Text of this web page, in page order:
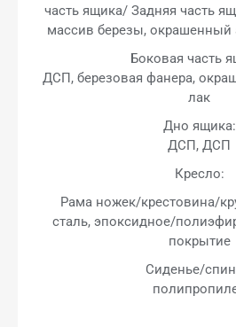
часть ящика/ Задняя часть
массив березы,
Боковая часть
ДСП, березовая фанера,
лак
Дно ящика:
ДСП, ДСП
Кресло:
Рама ножек/крестовина/
сталь, эпоксидное/
покрытие
Сиденье/